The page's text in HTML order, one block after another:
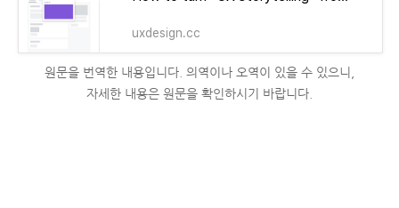
uxdesign.cc
원문을 번역한 내용입니다. 의역이나 오역이 있을 수 있으니,
자세한 내용은 원문을 확인하시기 바랍니다.